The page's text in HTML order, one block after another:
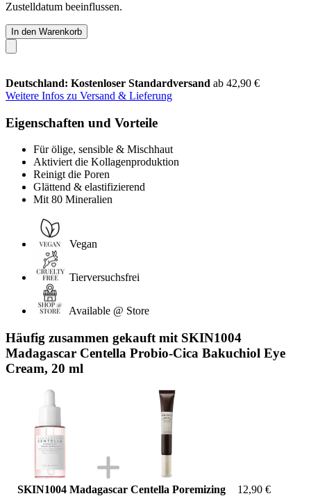
Zustelldatum beeinflussen.
In den Warenkorb
Deutschland: Kostenloser Standardversand ab 42,90 €
Weitere Infos zu Versand & Lieferung
Eigenschaften und Vorteile
Für ölige, sensible & Mischhaut
Aktiviert die Kollagenproduktion
Reinigt die Poren
Glättend & elastifizierend
Mit 80 Mineralien
Vegan
Tierversuchsfrei
Available @ Store
Häufig zusammen gekauft mit SKIN1004
Madagascar Centella Probio-Cica Bakuchiol Eye
Cream, 20 ml
SKIN1004 Madagascar Centella Poremizing
12,90 €